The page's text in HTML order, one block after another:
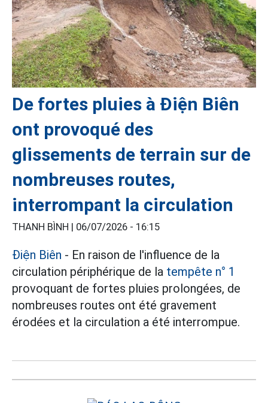
De fortes pluies à Điện Biên
ont provoqué des
glissements de terrain sur de
nombreuses routes,
interrompant la circulation
THANH BÌNH | 06/07/2026 - 16:15
Điện Biên - En raison de l'influence de la
circulation périphérique de la tempête n° 1
provoquant de fortes pluies prolongées, de
nombreuses routes ont été gravement
érodées et la circulation a été interrompue.